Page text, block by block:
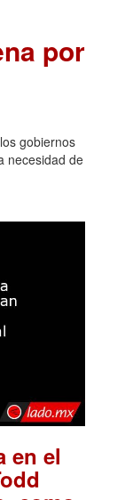
por
gobiernos
necesidad de
en el